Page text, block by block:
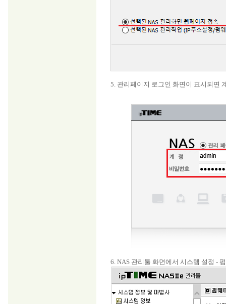
5. 관리페이지 로그인 화면이 표시되면
6. NAS 관리툴 화면에서 시스템 설정 -